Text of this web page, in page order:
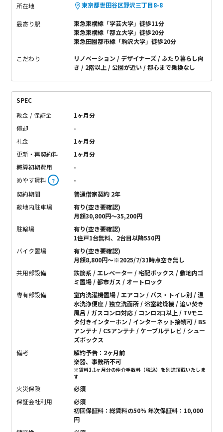
所在地 東京都世田谷区野沢三丁目8-8
最寄り駅
東急東横線「学芸大学」徒歩11分
東急東横線「都立大学」徒歩20分
東急田園都市線「駒沢大学」徒歩20分
こだわり リノベーション デザイナーズ
ふたり暮らし向
き
2階以上 公園が近い 都心まで乗換なし
SPEC
敷金 / 保証金
1ヶ月分
償却
-
礼金
1ヶ月分
更新・再契約料
1ヶ月分
概算初期費用
-
めやす賃料 ？
-
契約期間
普通借家契約 2年
敷地内駐車場
有り(空き要確認)
月額30,800円〜35,200円
駐輪場
有り(空き要確認)
1住戸1台無料、2台目以降550円
バイク置場
有り(空き要確認)
月額8,800円～※2025/7/31時点空き無し
共用部設備
鉄筋系 / エレベーター / 宅配ボックス / 敷地内ゴ
ミ置場 / 都市ガス / オートロック
専有部設備
室内洗濯機置場 / エアコン / バス・トイレ別 / 温
水洗浄便座 / 独立洗面所 / 浴室乾燥機 / 追い焚き
風呂 / ガスコンロ対応 / コンロ2口以上 / TVモニ
タ付きインターホン / インターネット接続可 / BS
アンテナ / CSアンテナ / ケーブルテレビ / シュー
ズボックス
備考
解約予告：2ヶ月前
楽器、事務所不可
※賃料1.1ヶ月分の仲介手数料（税込）を別途頂戴いたしま
す
火災保険
必須
保証会社利用
必須
初回保証料：総賃料の50％ 年次保証料：10,000
円